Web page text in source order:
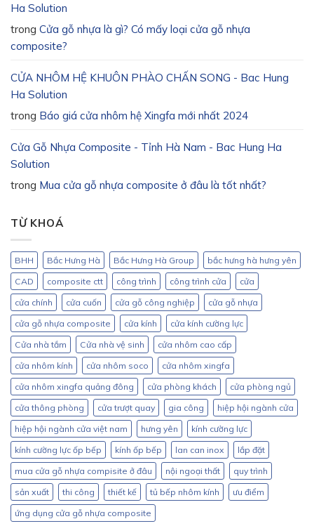
Ha Solution
trong Cửa gỗ nhựa là gì? Có mấy loại cửa gỗ nhựa
composite?
CỬA NHÔM HỆ KHUÔN PHÀO CHẤN SONG - Bac Hung
Ha Solution
trong Báo giá cửa nhôm hệ Xingfa mới nhất 2024
Cửa Gỗ Nhựa Composite - Tỉnh Hà Nam - Bac Hung Ha
Solution
trong Mua cửa gỗ nhựa composite ở đâu là tốt nhất?
TỪ KHOÁ
BHH Bắc Hưng Hà Bắc Hưng Hà Group
bắc hưng hà hưng yên
CAD
composite ctt công trình công trình cửa
cửa
cửa chính
cửa cuốn cửa gỗ công nghiệp
cửa gỗ nhựa
cửa gỗ nhựa composite
cửa kính
cửa kính cường lực
Cửa nhà tắm
Cửa nhà vệ sinh
cửa nhôm cao cấp
cửa nhôm kính
cửa nhôm soco
cửa nhôm xingfa
cửa nhôm xingfa quảng đông
cửa phòng khách
cửa phòng ngủ
cửa thông phòng
cửa trượt quay gia công
hiệp hội ngành cửa
hiệp hội ngành cửa việt nam
hưng yên
kính cường lực
kính cường lực ốp bếp
kính ốp bếp lan can inox
lắp đặt
mua cửa gỗ nhựa compisite ở đâu
nội ngoại thất
quy trình
sản xuất
thi công thiết kế tủ bếp nhôm kính
ưu điểm
ứng dụng cửa gỗ nhựa composite